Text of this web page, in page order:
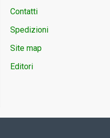
Contatti
Spedizioni
Site map
Editori